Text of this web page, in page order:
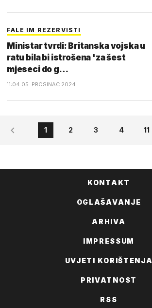
FALE IM REZERVISTI
Ministar tvrdi: Britanska vojska u
ratu bila bi istrošena 'za šest
mjeseci do g…
11:04 05. PROSINAC 2024.
1 2 3 4 11
KONTAKT
OGLAŠAVANJE
ARHIVA
IMPRESSUM
UVJETI KORIŠTENJA
PRIVATNOST
RSS